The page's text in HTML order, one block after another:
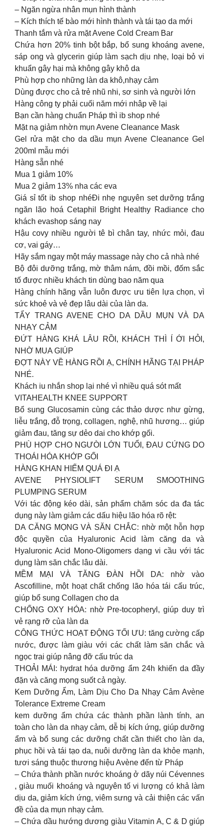
– Ngăn ngừa nhân mụn hình thành
– Kích thích tế bào mới hình thành và tái tạo da mới
Thanh tắm và rửa mặt Avene Cold Cream Bar
Chứa hơn 20% tinh bột bắp, bổ sung khoáng avene,
sáp ong và glycerin giúp làm sạch dịu nhẹ, loại bỏ vi
khuẩn gây hại mà không gây khô da
Phù hợp cho những làn da khô,nhạy cảm
Dùng được cho cả trẻ nhũ nhi, sơ sinh và người lớn
Hàng công ty phải cuối năm mới nhâp về lại
Bạn cần hàng chuẩn Pháp thì ib shop nhé
Mặt nạ giảm nhờn mụn Avene Cleanance Mask
Gel rửa mặt cho da dầu mụn Avene Cleanance Gel
200ml mẫu mới
Hàng sẵn nhé
Mua 1 giảm 10%
Mua 2 giảm 13% nha các eva
Giá sỉ tốt ib shop nhéĐi nhẹ nguyên set dưỡng trắng
ngăn lão hoá Cetaphil Bright Healthy Radiance cho
khách evashop sáng nay
Hậu covy nhiều người tê bì chân tay, nhức mỏi, đau
cơ, vai gáy…
Hãy sắm ngay một máy massage này cho cả nhà nhé
Bộ đôi dưỡng trắng, mờ thâm nám, đồi mồi, đốm sắc
tố được nhiều khách tin dùng bao năm qua
Hàng chính hãng vẫn luôn được ưu tiên lựa chọn, vì
sức khoẻ và vẻ đẹp lâu dài của làn da.
TẨY TRANG AVENE CHO DA DẦU MỤN VÀ DA
NHẠY CẢM
ĐỨT HÀNG KHÁ LÂU RỒI, KHÁCH THÌ Í ỚI HỎI,
NHỜ MUA GIÚP
ĐỢT NÀY VỀ HÀNG RỒI Ạ, CHÍNH HÃNG TẠI PHÁP
NHÉ.
Khách iu nhắn shop lại nhé vì nhiều quá sót mất
VITAHEALTH KNEE SUPPORT
Bổ sung Glucosamin cùng các thảo dược như gừng,
liễu trắng, đỗ trọng, collagen, nghệ, nhũ hương… giúp
giảm đau, tăng sự dẻo dai cho khớp gối.
PHÙ HỢP CHO NGƯÒI LỚN TUỔI, ĐAU CỨNG DO
THOÁI HÓA KHỚP GỐI
HÀNG KHAN HIẾM QUÁ ĐI Ạ
AVENE PHYSIOLIFT SERUM SMOOTHING
PLUMPING SERUM
Với tác động kéo dài, sản phẩm chăm sóc da đa tác
dụng này làm giảm các dấu hiệu lão hóa rõ rệt:
DA CĂNG MỌNG VÀ SĂN CHẮC: nhờ một hỗn hợp
độc quyền của Hyaluronic Acid làm căng da và
Hyaluronic Acid Mono-Oligomers dạng vi cầu với tác
dụng làm săn chắc lâu dài.
MỀM MẠI VÀ TĂNG ĐÀN HỒI DA: nhờ vào
Ascofilline, một hoạt chất chống lão hóa tái cấu trúc,
giúp bổ sung Collagen cho da
CHỐNG OXY HÓA: nhờ Pre-tocopheryl, giúp duy trì
vẻ rạng rỡ của làn da
CÔNG THỨC HOẠT ĐỘNG TỐI ƯU: tăng cường cấp
nước, được làm giàu với các chất làm săn chắc và
ngọc trai giúp nâng đỡ cấu trúc da
THOẢI MÁI: hydrat hóa dưỡng ẩm 24h khiến da đầy
đặn và căng mọng suốt cả ngày.
Kem Dưỡng Ẩm, Làm Dịu Cho Da Nhạy Cảm Avène
Tolerance Extreme Cream
kem dưỡng ẩm chứa các thành phần lành tính, an
toàn cho làn da nhạy cảm, dễ bị kích ứng, giúp dưỡng
ẩm và bổ sung các dưỡng chất cần thiết cho làn da,
phục hồi và tái tạo da, nuôi dưỡng làn da khỏe mạnh,
tươi sáng thuộc thương hiệu Avène đến từ Pháp
– Chứa thành phần nước khoáng ở dãy núi Cévennes
, giàu muối khoáng và nguyên tố vi lượng có khả làm
dịu da, giảm kích ứng, viêm sưng và cải thiện các vấn
đề của da mụn nhạy cảm.
– Chứa dầu hướng dương giàu Vitamin A, C & D giúp